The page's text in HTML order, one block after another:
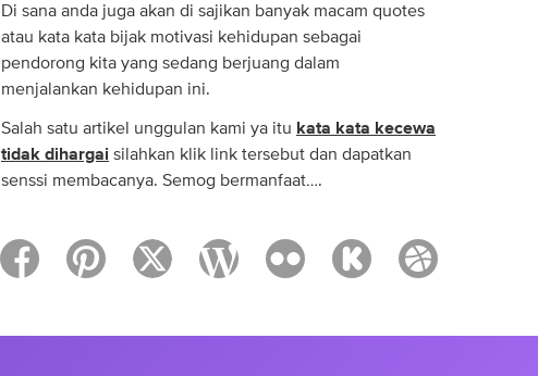
Di sana anda juga akan di sajikan banyak macam quotes
atau kata kata bijak motivasi kehidupan sebagai
pendorong kita yang sedang berjuang dalam
menjalankan kehidupan ini.
Salah satu artikel unggulan kami ya itu kata kata kecewa
tidak dihargai silahkan klik link tersebut dan dapatkan
senssi membacanya. Semog bermanfaat….